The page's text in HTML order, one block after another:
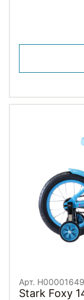
Арт.
Stark Foxy